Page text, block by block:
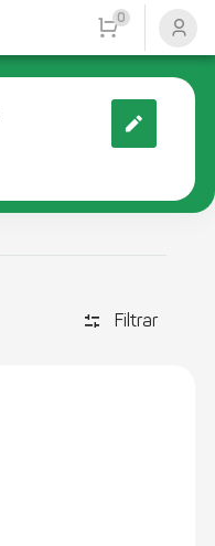
0
discover_tune Filtrar